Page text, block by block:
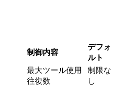
制御内容
デフォ
ルト
最大ツール使用
往復数
制限な
し